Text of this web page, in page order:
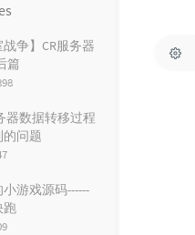
t
e
s
t
o
m
m
n
t
s
d
o
r
t
战争】CR服务器
篇
器数据转移过程
的问题
游戏源码------
跑